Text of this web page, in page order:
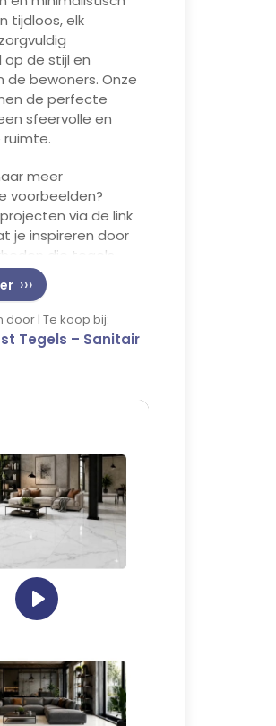
tijdloos, elk
de stijl en
de bewoners. Onze
de perfecte
sfeervolle en
meer
voorbeelden?
via de link
je inspireren door
die tegels
interieur!
| Te koop bij:
Tegels – Sanitair
Play